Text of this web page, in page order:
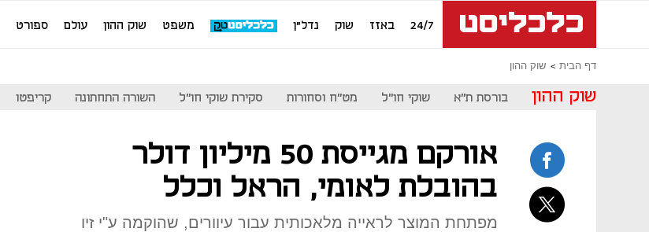
24/7 באזז שוק נדל"ן משפט שוק ההון עולם ספורט
דף הבית שוק ההון
שוק ההון בורסת ת"א שוקי חו"ל מט"ח וסחורות סקירת שוקי חו"ל השורה התחתונה קריפטו
אורקם מגייסת 50 מיליון דולר
בהובלת לאומי, הראל וכלל
מפתחת המוצר לראייה מלאכותית עבור עיוורים, שהוקמה ע"י זיו